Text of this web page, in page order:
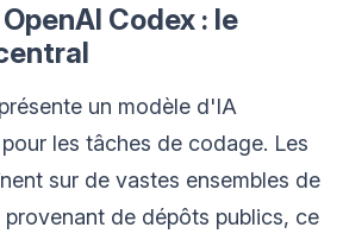
Codex : le
un modèle d'IA
les tâches de codage. Les
sur de vastes ensembles de
de dépôts publics, ce